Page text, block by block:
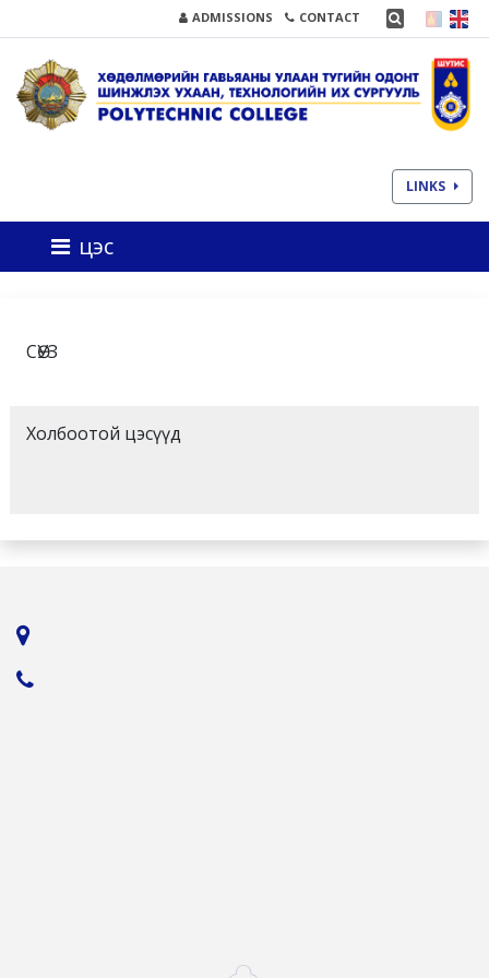
ADMISSIONS CONTACT
LINKS
цэс
СӨУЗ
Холбоотой цэсүүд